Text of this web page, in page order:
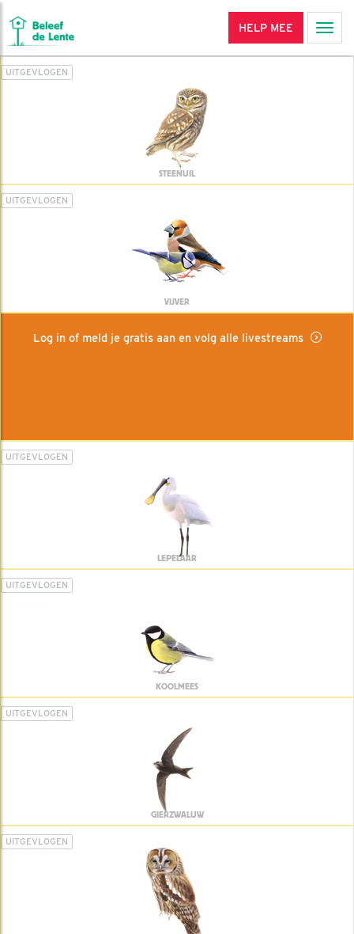
HELP MEE
UITGEVLOGEN
STEENUIL
UITGEVLOGEN
VIJVER
Log in of meld je gratis aan en volg alle livestreams
UITGEVLOGEN
LEPELAAR
UITGEVLOGEN
KOOLMEES
UITGEVLOGEN
GIERZWALUW
UITGEVLOGEN